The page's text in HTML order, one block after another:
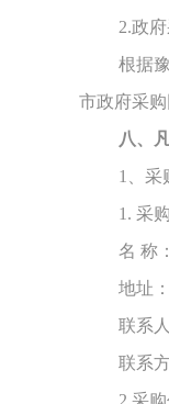
2.政
根据
市政府采购
八、
1、采
1. 采
名 称
地址
联系
联系
2.采